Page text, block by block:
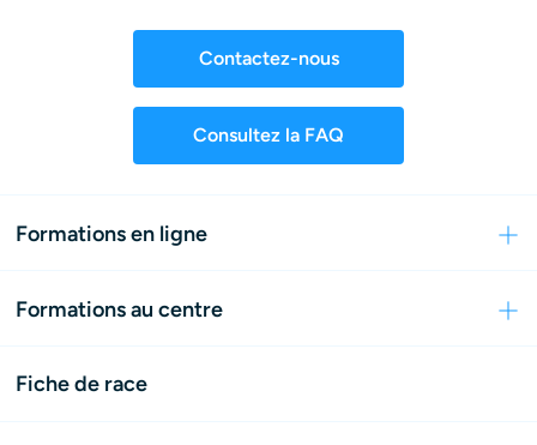
Contactez-nous
Consultez la FAQ
Formations en ligne
Formations au centre
Fiche de race